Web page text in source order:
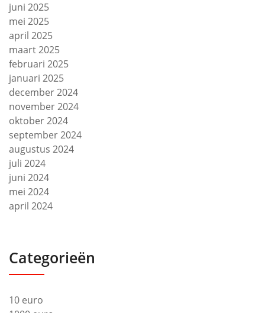
juni 2025
mei 2025
april 2025
maart 2025
februari 2025
januari 2025
december 2024
november 2024
oktober 2024
september 2024
augustus 2024
juli 2024
juni 2024
mei 2024
april 2024
Categorieën
10 euro